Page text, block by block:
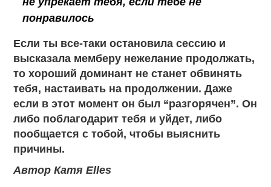
понравилось
Если ты все-таки остановила сессию и
высказала мемберу нежелание продолжать,
то хороший доминант не станет обвинять
тебя, настаивать на продолжении. Даже
если в этот момент он был “разгорячен”. Он
либо поблагодарит тебя и уйдет, либо
пообщается с тобой, чтобы выяснить
причины.
Автор Катя Elles